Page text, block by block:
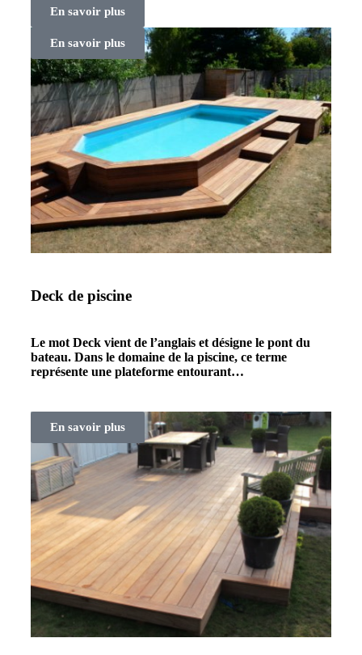
En savoir plus
Deck de piscine
Le mot Deck vient de l’anglais et désigne le pont du
bateau. Dans le domaine de la piscine, ce terme
représente une plateforme entourant…
En savoir plus
En savoir plus